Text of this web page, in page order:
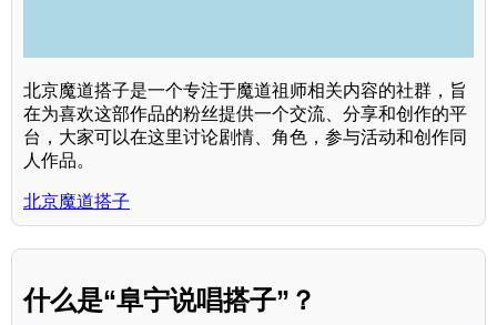
北京魔道搭子是一个专注于魔道祖师相关内容的社群，旨
在为喜欢这部作品的粉丝提供一个交流、分享和创作的平
台，大家可以在这里讨论剧情、角色，参与活动和创作同
人作品。
北京魔道搭子
什么是“阜宁说唱搭子”？